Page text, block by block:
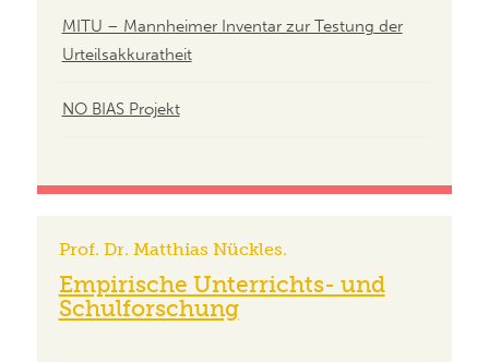
MITU – Mannheimer Inventar zur Testung der
Urteilsakkuratheit
NO BIAS Projekt
Prof. Dr. Matthias Nückles.
Empirische Unterrichts- und
Schulforschung